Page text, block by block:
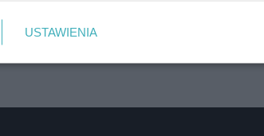
USTAWIENIA